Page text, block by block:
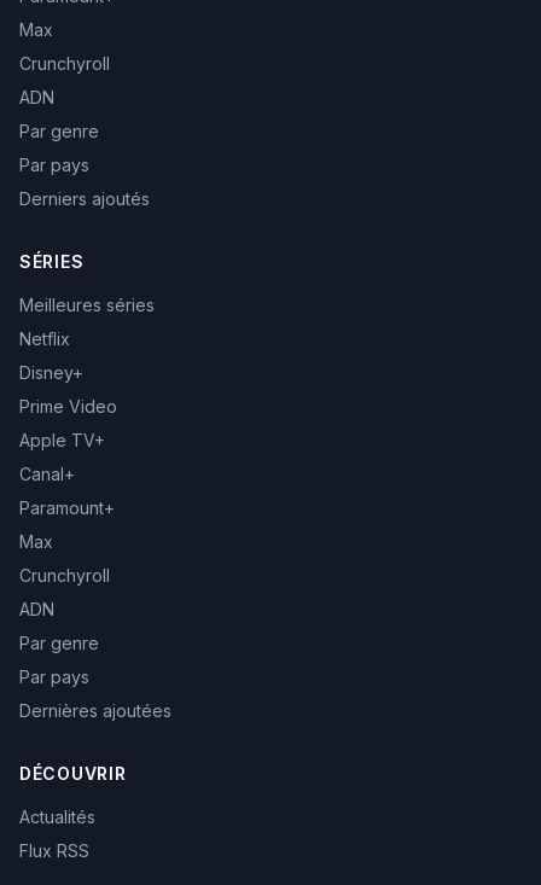
Max
Crunchyroll
ADN
Par genre
Par pays
Derniers ajoutés
SÉRIES
Meilleures séries
Netflix
Disney+
Prime Video
Apple TV+
Canal+
Paramount+
Max
Crunchyroll
ADN
Par genre
Par pays
Dernières ajoutées
DÉCOUVRIR
Actualités
Flux RSS